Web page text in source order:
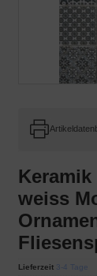
weiss
Lieferzeit 3-4 Tage